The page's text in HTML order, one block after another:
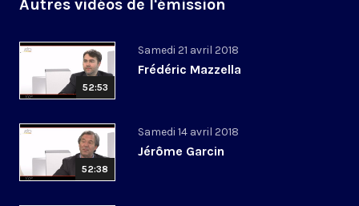
Autres vidéos de l'émission
52:53
Samedi 21 avril 2018
Frédéric Mazzella
52:38
Samedi 14 avril 2018
Jérôme Garcin